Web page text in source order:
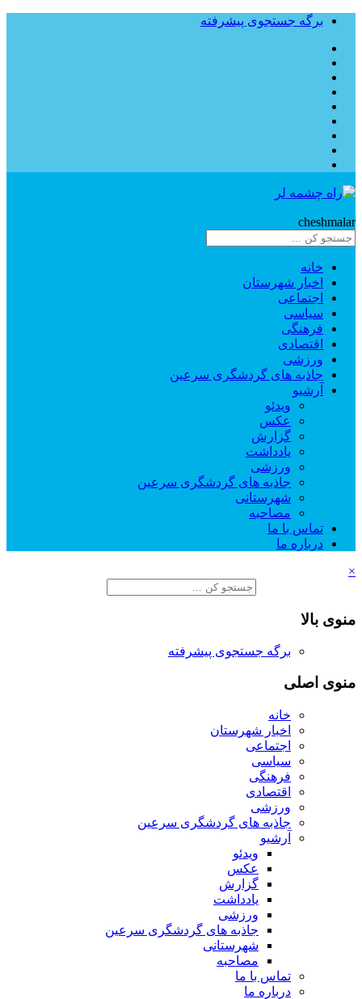
برگه جستجوی پیشرفته
cheshmalar
خانه
اخبار شهرستان
اجتماعی
سیاسی
فرهنگی
اقتصادی
ورزشی
جاذبه های گردشگری سرعین
آرشیو
ویدئو
عکس
گزارش
یادداشت
ورزشی
جاذبه های گردشگری سرعین
شهرستانی
مصاحبه
تماس با ما
درباره ما
×
منوی بالا
برگه جستجوی پیشرفته
منوی اصلی
خانه
اخبار شهرستان
اجتماعی
سیاسی
فرهنگی
اقتصادی
ورزشی
جاذبه های گردشگری سرعین
آرشیو
ویدئو
عکس
گزارش
یادداشت
ورزشی
جاذبه های گردشگری سرعین
شهرستانی
مصاحبه
تماس با ما
درباره ما